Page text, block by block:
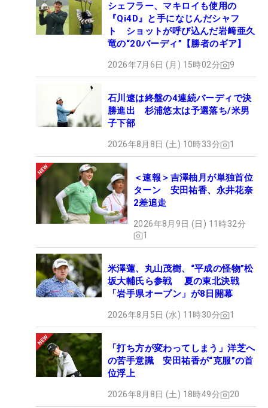
シェフラー、マキロイも使用の
『Qi4D』と手になじんだシャフ
ト ショットが呼び込んだ岩﨑亜久
竜の“20バーディ”【勝者のギア】
2026年7月6日 (月) 15時02分 9
石川遼は終盤の4連続バーディで決
勝進出 杉浦悠太は予選落ち/米男
子下部
2026年8月8日 (土) 10時33分 1
＜速報＞吉澤柚月が単独首位
ターン 安田祐香、永井花奈
2差追走
2026年8月9日 (日) 11時32分
1
米澤蓮、丸山茂樹、“平成の怪物”松
坂大輔氏ら参戦 夏の東北決戦
「岩手県オープン」が8日開幕
2026年8月5日 (水) 11時30分 1
「打ち方が変わってしまう」洋芝へ
の苦手意識 安田祐香が“克服”の首
位浮上
2026年8月8日 (土) 18時49分 20